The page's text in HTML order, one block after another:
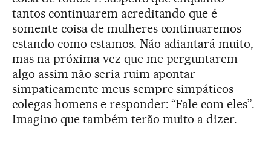
tantos continuarem acreditando que é
somente coisa de mulheres continuaremos
estando como estamos. Não adiantará muito,
mas na próxima vez que me perguntarem
algo assim não seria ruim apontar
simpaticamente meus sempre simpáticos
colegas homens e responder: “Fale com eles”.
Imagino que também terão muito a dizer.